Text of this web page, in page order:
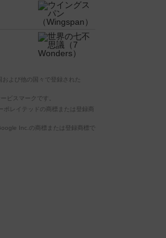
よび他の国々で登録された
ビスマークです。
レイテッドの商標または登録商
Inc.の商標または登録商標で